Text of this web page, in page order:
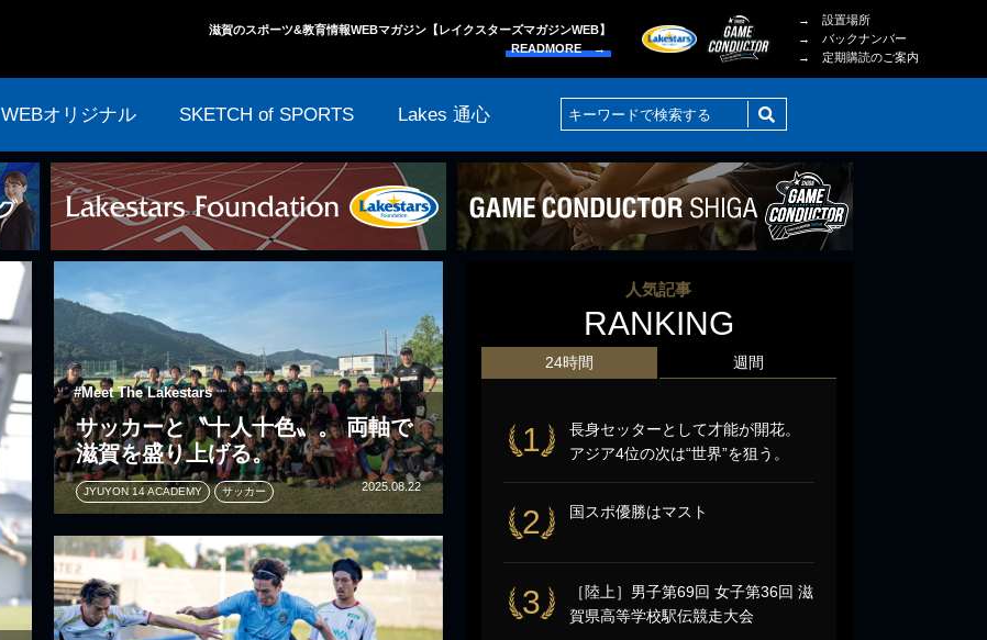
滋賀のスポーツ&教育情報WEBマガジン【レイクスターズマガジンWEB】
READMORE →
→ 設置場所
→ バックナンバー
→ 定期購読のご案内
WEBオリジナル SKETCH of SPORTS Lakes 通心
#Meet The Lakestars
サッカーと〝十人十色〟。 両軸で
滋賀を盛り上げる。
2025.08.22
JYUYON 14 ACADEMY サッカー
人気記事
RANKING
24時間
1
長身セッターとして才能が開花。
アジア4位の次は“世界”を狙う。
2 国スポ優勝はマスト
3
［陸上］男子第69回 女子第36回 滋
賀県高等学校駅伝競走大会
週間